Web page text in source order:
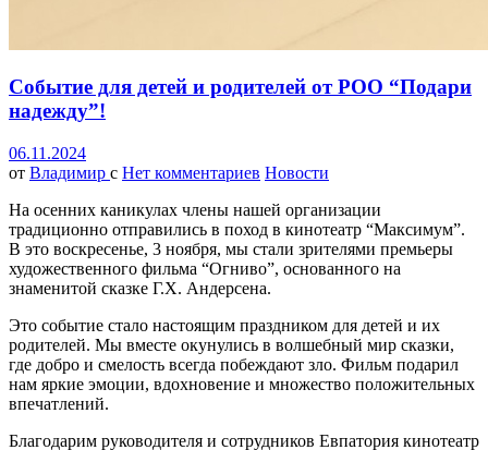
Событие для детей и родителей от РОО “Подари
надежду”!
06.11.2024
от Владимир с Нет комментариев Новости
На осенних каникулах члены нашей организации
традиционно отправились в поход в кинотеатр “Максимум”.
В это воскресенье, 3 ноября, мы стали зрителями премьеры
художественного фильма “Огниво”, основанного на
знаменитой сказке Г.Х. Андерсена.
Это событие стало настоящим праздником для детей и их
родителей. Мы вместе окунулись в волшебный мир сказки,
где добро и смелость всегда побеждают зло. Фильм подарил
нам яркие эмоции, вдохновение и множество положительных
впечатлений.
Благодарим руководителя и сотрудников Евпатория кинотеатр